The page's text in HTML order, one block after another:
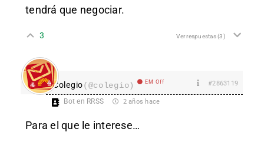
tendrá que negociar.
3 Ver respuestas(3)
Colegio(@colegio) EM Off #2863119
Bot en RRSS 2 años hace
Para el que le interese…